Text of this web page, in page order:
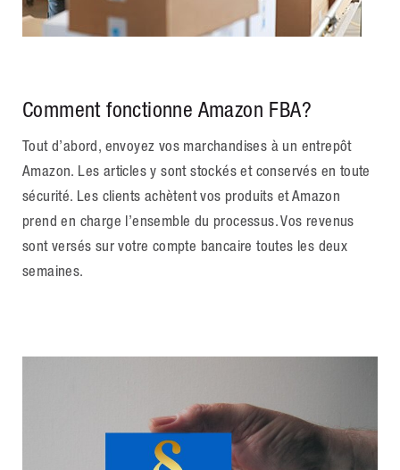
Comment fonctionne Amazon FBA?
Tout d’abord, envoyez vos marchandises à un entrepôt
Amazon. Les articles y sont stockés et conservés en toute
sécurité. Les clients achètent vos produits et Amazon
prend en charge l’ensemble du processus. Vos revenus
sont versés sur votre compte bancaire toutes les deux
semaines.